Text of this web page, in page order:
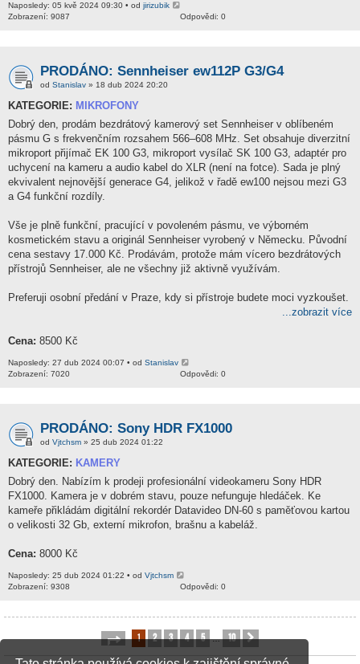
Naposledy: 05 kvě 2024 09:30 • od jirizubik
Odpovědi: 0
Zobrazení: 9087
PRODÁNO: Sennheiser ew112P G3/G4
od Stanislav » 18 dub 2024 20:20
KATEGORIE: MIKROFONY
Dobrý den, prodám bezdrátový kamerový set Sennheiser v oblíbeném
pásmu G s frekvenčním rozsahem 566–608 MHz. Set obsahuje diverzitní
mikroport přijímač EK 100 G3, mikroport vysílač SK 100 G3, adaptér pro
uchycení na kameru a audio kabel do XLR (není na fotce). Sada je plný
ekvivalent nejnovější generace G4, jelikož v řadě ew100 nejsou mezi G3
a G4 funkční rozdíly.
Vše je plně funkční, pracující v povoleném pásmu, ve výborném
kosmetickém stavu a originál Sennheiser vyrobený v Německu. Původní
cena sestavy 17.000 Kč. Prodávám, protože mám vícero bezdrátových
přístrojů Sennheiser, ale ne všechny již aktivně využívám.
Preferuji osobní předání v Praze, kdy si přístroje budete moci vyzkoušet.
...zobrazit více
Cena: 8500 Kč
Naposledy: 27 dub 2024 00:07 • od Stanislav
Odpovědi: 0
Zobrazení: 7020
PRODÁNO: Sony HDR FX1000
od Vjtchsm » 25 dub 2024 01:22
KATEGORIE: KAMERY
Dobrý den. Nabízím k prodeji profesionální videokameru Sony HDR
FX1000. Kamera je v dobrém stavu, pouze nefunguje hledáček. Ke
kameře přikládám digitální rekordér Datavideo DN-60 s paměťovou kartou
o velikosti 32 Gb, externí mikrofon, brašnu a kabeláž.
Cena: 8000 Kč
Naposledy: 25 dub 2024 01:22 • od Vjtchsm
Odpovědi: 0
Zobrazení: 9308
Stránka1z10
1 2 3 4 5 … 10 Další